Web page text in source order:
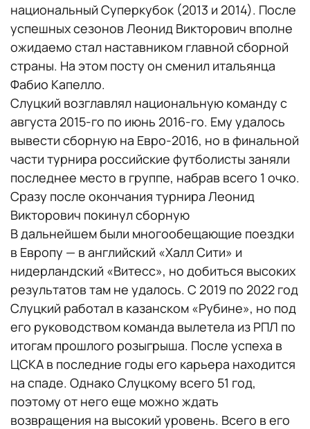
национальный Суперкубок (2013 и 2014). После
успешных сезонов Леонид Викторович вполне
ожидаемо стал наставником главной сборной
страны. На этом посту он сменил итальянца
Фабио Капелло.
Слуцкий возглавлял национальную команду с
августа 2015-го по июнь 2016-го. Ему удалось
вывести сборную на Евро-2016, но в финальной
части турнира российские футболисты заняли
последнее место в группе, набрав всего 1 очко.
Сразу после окончания турнира Леонид
Викторович покинул сборную
В дальнейшем были многообещающие поездки
в Европу — в английский «Халл Сити» и
нидерландский «Витесс», но добиться высоких
результатов там не удалось. С 2019 по 2022 год
Слуцкий работал в казанском «Рубине», но под
его руководством команда вылетела из РПЛ по
итогам прошлого розыгрыша. После успеха в
ЦСКА в последние годы его карьера находится
на спаде. Однако Слуцкому всего 51 год,
поэтому от него еще можно ждать
возвращения на высокий уровень. Всего в его